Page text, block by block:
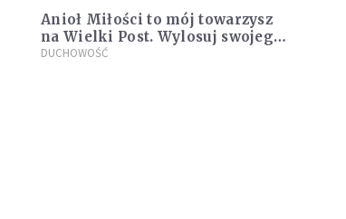
Anioł Miłości to mój towarzysz
na Wielki Post. Wylosuj swojego
anioła!
DUCHOWOŚĆ